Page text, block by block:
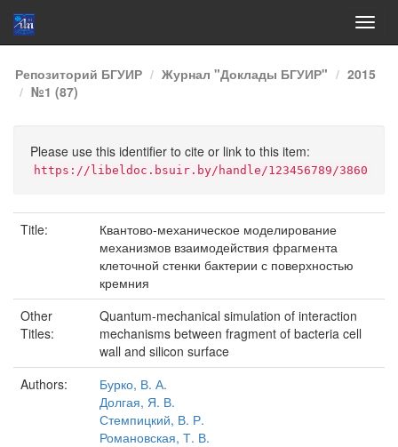
Skip
navigation
Репозиторий БГУИР Журнал "Доклады БГУИР"
2015
№1 (87)
Please use this identifier to cite or link to this item:
https://libeldoc.bsuir.by/handle/123456789/3860
Title:
Квантово-механическое моделирование
механизмов взаимодействия фрагмента
клеточной стенки бактерии с поверхностью
кремния
Other
Titles:
Quantum-mechanical simulation of interaction
mechanisms between fragment of bacteria cell
wall and silicon surface
Authors:
Бурко, В. А.
Долгая, Я. В.
Стемпицкий, В. Р.
Романовская, Т. В.